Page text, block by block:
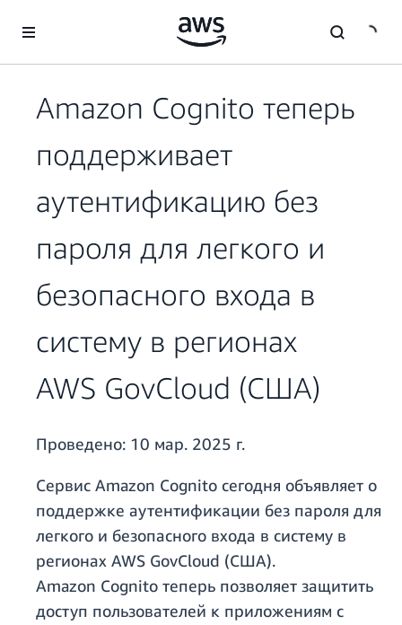
Перейти к главному контенту
Amazon Cognito теперь
поддерживает
аутентификацию без
пароля для легкого и
безопасного входа в
систему в регионах
AWS GovCloud (США)
Проведено: 10 мар. 2025 г.
Сервис Amazon Cognito сегодня объявляет о
поддержке аутентификации без пароля для
легкого и безопасного входа в систему в
регионах AWS GovCloud (США).
Amazon Cognito теперь позволяет защитить
доступ пользователей к приложениям с